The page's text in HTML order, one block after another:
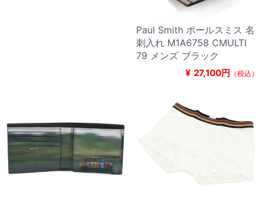
Paul Smith ポールスミス 名
刺入れ M1A6758 CMULTI
79 メンズ ブラック
¥ 27,100円 （税込）